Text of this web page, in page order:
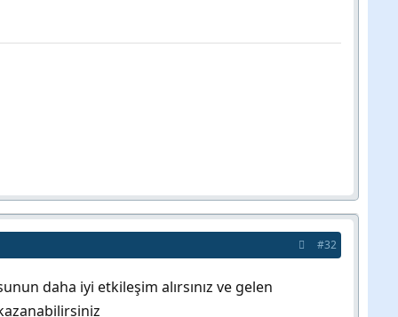
#32
daha iyi etkileşim alırsınız ve gelen